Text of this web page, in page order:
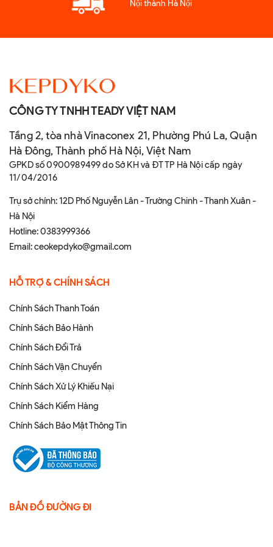
Nội thành Hà Nội
CÔNG TY TNHH TEADY VIỆT NAM
Tầng 2, tòa nhà Vinaconex 21, Phường Phú La, Quận
Hà Đông, Thành phố Hà Nội, Việt Nam
GPKD số 0900989499 do Sở KH và ĐT TP Hà Nội cấp ngày
11/04/2016
Trụ sở chính: 12D Phố Nguyễn Lân - Trường Chinh - Thanh Xuân -
Hà Nội
Hotline:0383999366
Email:ceokepdyko@gmail.com
HỖ TRỢ & CHÍNH SÁCH
Chính Sách Thanh Toán
Chính Sách Bảo Hành
Chính Sách Đổi Trả
Chính Sách Vận Chuyển
Chính Sách Xử Lý Khiếu Nại
Chính Sách Kiểm Hàng
Chính Sách Bảo Mật Thông Tin
BẢN ĐỒ ĐƯỜNG ĐI